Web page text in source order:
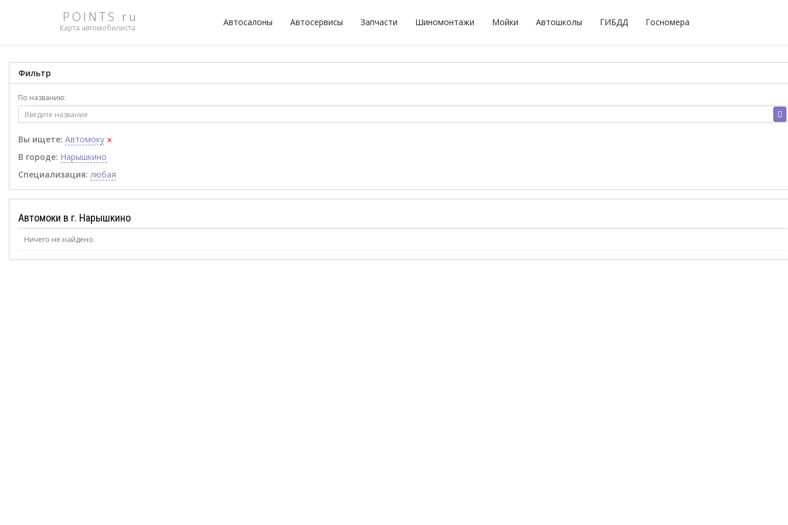
POINTS.ru
Карта автомобилиста
Автосалоны Автосервисы Запчасти Шиномонтажи Мойки Автошколы ГИБДД Госномера
Фильтр
По названию:
Вы ищете: Автомоку ×
В городе: Нарышкино
Специализация: любая
Автомоки в г. Нарышкино
Ничего не найдено.